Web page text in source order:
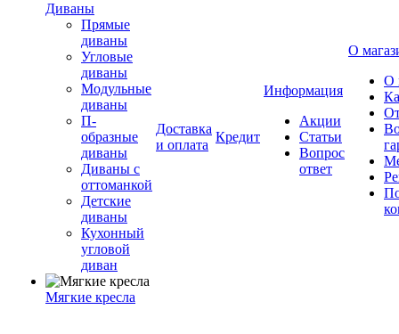
Диваны
Прямые
диваны
Угловые
диваны
Модульные
диваны
П-
образные
диваны
Диваны с
оттоманкой
Детские
диваны
Кухонный
угловой
диван
Мягкие кресла
Доставка
и оплата
Кредит
Информация
Акции
Статьи
Вопрос
ответ
О
О